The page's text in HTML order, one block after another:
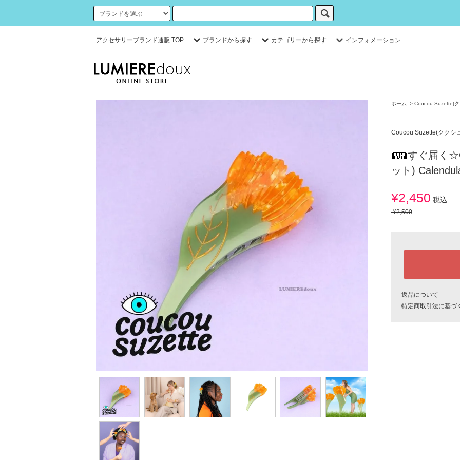
アクセサリーブランド通販 TOP ブランドから探す カテゴリーから探す インフォメーション
ホーム > Coucou Suzette(
Coucou Suzette(ククシ
すぐ届く
ット)
¥2,450 税込
¥2,500
返品について
特定商取引法に基づ